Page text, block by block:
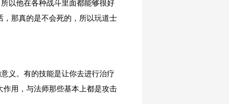
以他在各种战斗里面都能够很好
那真的是不会死的，所以玩道士
义。有的技能是让你去进行治疗
用，与法师那些基本上都是攻击